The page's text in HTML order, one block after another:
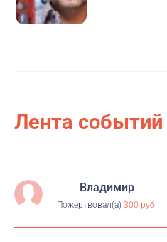
лекарство от рака не
все мы захотим помочь,
Лента событий
Владимир
Пожертвовал(а) 300 руб.